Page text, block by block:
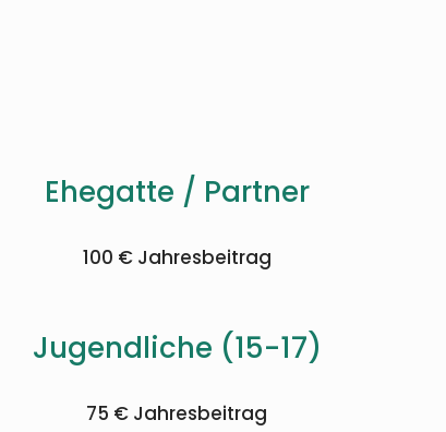
Ehegatte / Partner
100 € Jahresbeitrag
Jugendliche (15-17)
75 € Jahresbeitrag